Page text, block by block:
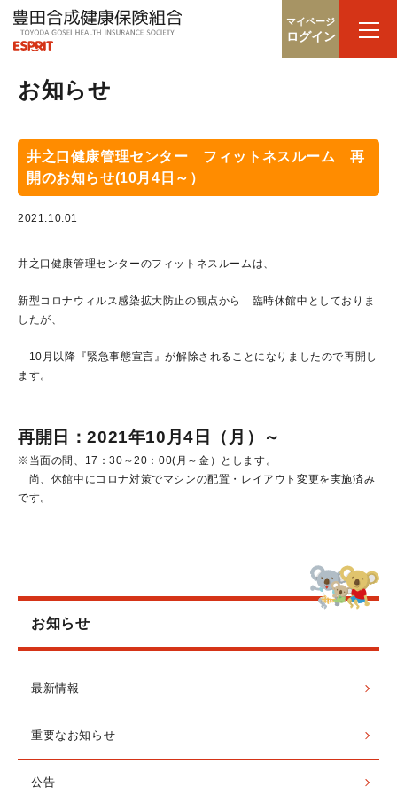
マイページ
ログイン
お知らせ
井之口健康管理センター フィットネスルーム 再
開のお知らせ(10月4日～）
2021.10.01
井之口健康管理センターのフィットネスルームは、
新型コロナウィルス感染拡大防止の観点から 臨時休館中としておりま
したが、
10月以降『緊急事態宣言』が解除されることになりましたので再開し
ます。
再開日：2021年10月4日（月）～
※当面の間、17：30～20：00(月～金）とします。
尚、休館中にコロナ対策でマシンの配置・レイアウト変更を実施済み
です。
お知らせ
最新情報
重要なお知らせ
公告